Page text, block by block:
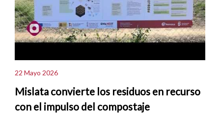
22 Mayo 2026
Mislata convierte los residuos en recurso
con el impulso del compostaje